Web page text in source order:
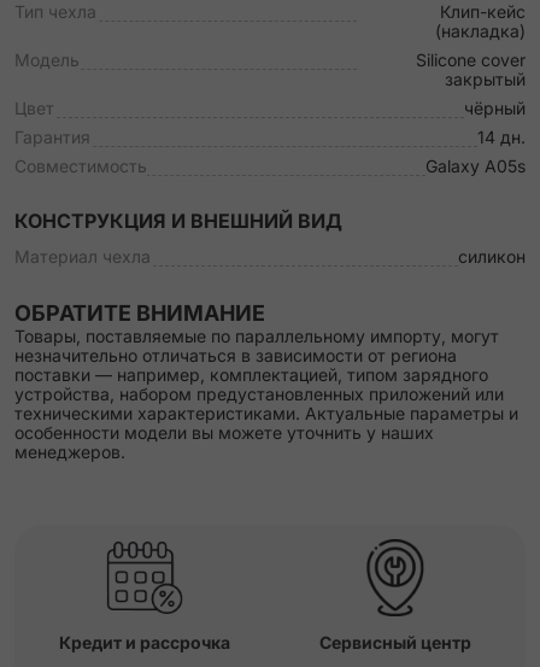
Тип чехла
Клип-кейс
(накладка)
Модель
Silicone cover
закрытый
Цвет
чёрный
Гарантия
14 дн.
Совместимость
Galaxy A05s
КОНСТРУКЦИЯ И ВНЕШНИЙ ВИД
Материал чехла силикон
ОБРАТИТЕ ВНИМАНИЕ
Товары, поставляемые по параллельному импорту, могут
незначительно отличаться в зависимости от региона
поставки — например, комплектацией, типом зарядного
устройства, набором предустановленных приложений или
техническими характеристиками. Актуальные параметры и
особенности модели вы можете уточнить у наших
менеджеров.
Кредит и рассрочка Сервисный центр